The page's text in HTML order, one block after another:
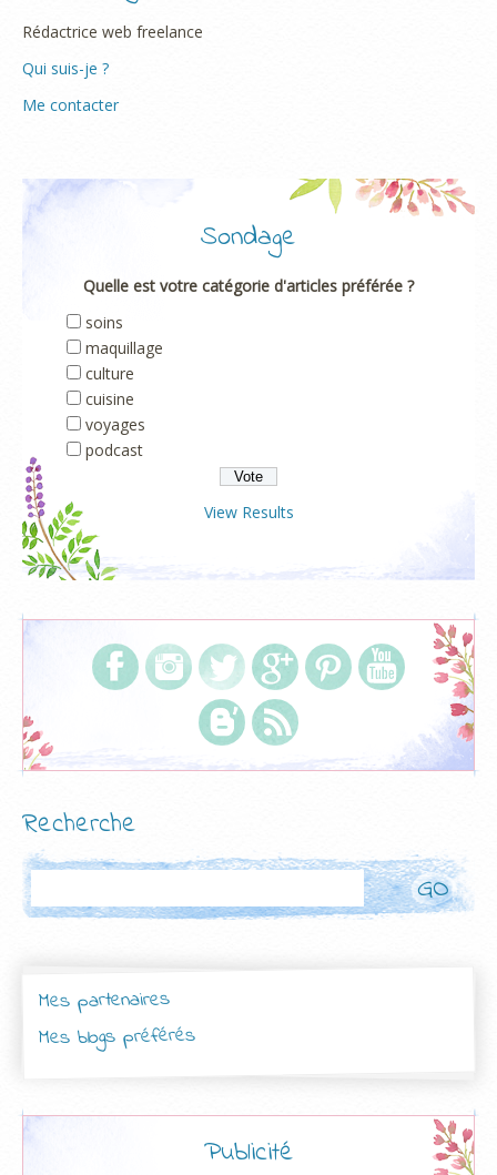
Rédactrice web freelance
Qui suis-je ?
Me contacter
Sondage
Quelle est votre catégorie d'articles préférée ?
soins
maquillage
culture
cuisine
voyages
podcast
View Results
Recherche
Mes partenaires
Mes blogs préférés
Publicité